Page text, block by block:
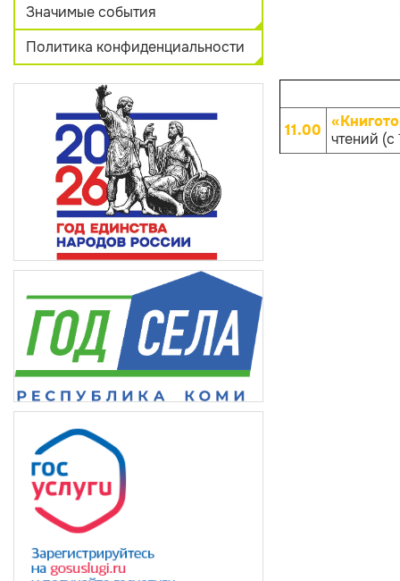
Значимые события
Политика конфиденциальности
11.00 чтений (с